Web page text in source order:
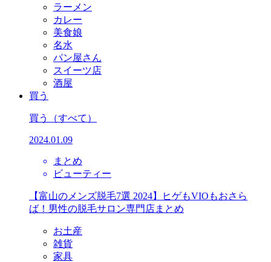
ラーメン
カレー
美食娘
名水
パン屋さん
スイーツ店
酒屋
買う
買う （すべて）
2024.01.09
まとめ
ビューティー
【富山のメンズ脱毛7選 2024】ヒゲもVIOもおさら
ば！男性の脱毛サロン専門店まとめ
お土産
雑貨
家具